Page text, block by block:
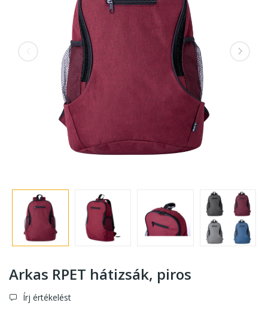
Arkas RPET hátizsák, piros
Írj értékelést